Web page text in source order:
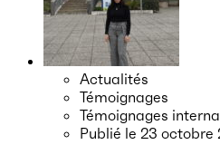
Actualités
Témoignages
Témoignages
Publié le 23 octobre